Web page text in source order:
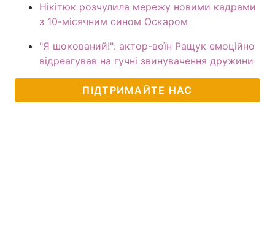
Нікітюк розчулила мережу новими кадрами
з 10-місячним сином Оскаром
"Я шокований!": актор-воїн Ращук емоційно
відреагував на гучні звинувачення дружини
ПІДТРИМАЙТЕ НАС